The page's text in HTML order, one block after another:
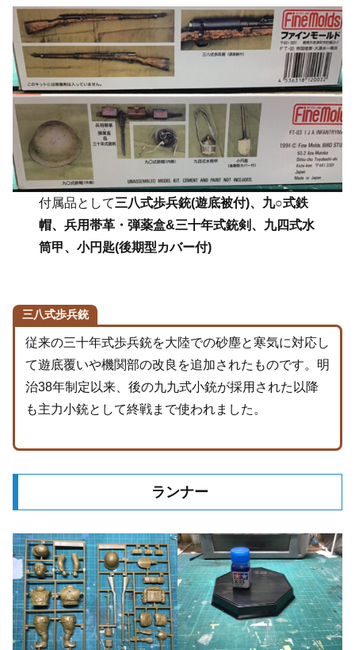
付属品として三八式歩兵銃(遊底被付)、九○式鉄
帽、兵用帯革・弾薬盒&三十年式銃剣、九四式水
筒甲、小円匙(後期型カバー付)
三八式歩兵銃
従来の三十年式歩兵銃を大陸での砂塵と寒気に対応し
て遊底覆いや機関部の改良を追加されたものです。明
治38年制定以来、後の九九式小銃が採用された以降
も主力小銃として終戦まで使われました。
ランナー